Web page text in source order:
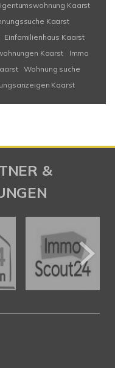
Kaarst
Kaarst
Einfamilienhaus Kaarst
Kaarst
Immo
Wohnung suche
Kaarst
&